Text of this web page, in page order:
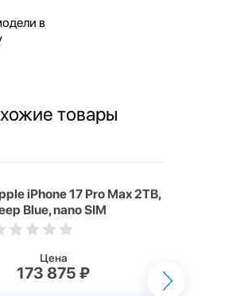
в
товары
iPhone 17 Pro Max 2TB,
Blue, nano SIM
Цена
173 875 ₽